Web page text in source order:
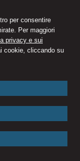
per consentire
Per maggiori
privacy e sui
cookie, cliccando su